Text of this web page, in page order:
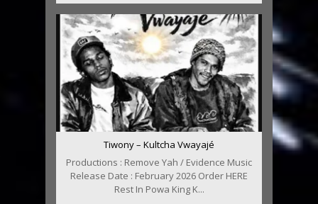
Tiwony – Kultcha Vwayajé
Productions : Remove Yah / Evidence Music
Release Date : February 2026 Order HERE
Rest In Powa King K...